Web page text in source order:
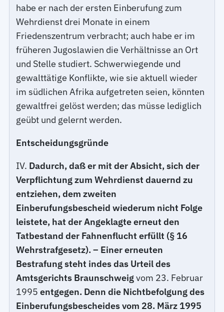
habe er nach der ersten Einberufung zum
Wehrdienst drei Monate in einem
Friedenszentrum verbracht; auch habe er im
früheren Jugoslawien die Verhältnisse an Ort
und Stelle studiert. Schwerwiegende und
gewalttätige Konflikte, wie sie aktuell wieder
im südlichen Afrika aufgetreten seien, könnten
gewaltfrei gelöst werden; das müsse lediglich
geübt und gelernt werden.
Entscheidungsgründe
IV. Dadurch, daß er mit der Absicht, sich der
Verpflichtung zum Wehrdienst dauernd zu
entziehen, dem zweiten
Einberufungsbescheid wiederum nicht Folge
leistete, hat der Angeklagte erneut den
Tatbestand der Fahnenflucht erfüllt (§ 16
Wehrstrafgesetz). – Einer erneuten
Bestrafung steht indes das Urteil des
Amtsgerichts Braunschweigvom 23. Februar
1995entgegen. Denn die Nichtbefolgung des
Einberufungsbescheides vom 28. März 1995